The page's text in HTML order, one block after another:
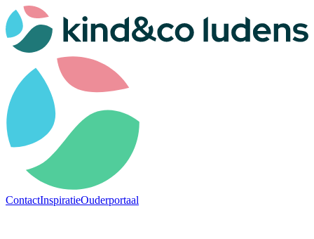
ContactInspiratieOuderportaal